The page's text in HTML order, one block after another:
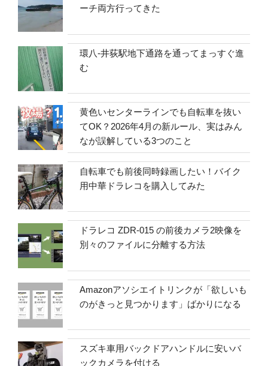
ーチ両方行ってきた
環八-井荻駅地下通路を通ってまっすぐ進
む
黄色いセンターラインでも自転車を抜い
てOK？2026年4月の新ルール、実はみん
なが誤解している3つのこと
自転車でも前後同時録画したい！バイク
用中華ドラレコを購入してみた
ドラレコ ZDR-015 の前後カメラ2映像を
別々のファイルに分離する方法
Amazonアソシエイトリンクが「欲しいも
のがきっと見つかります」ばかりになる
スズキ車用バックドアハンドルに安いバ
ックカメラを付ける